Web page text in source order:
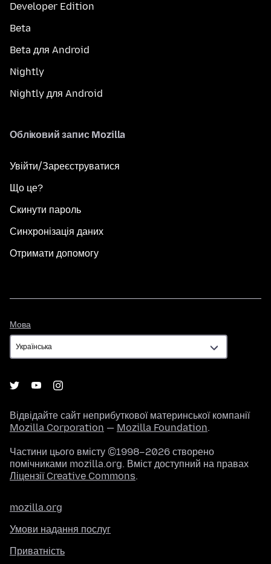
Developer Edition
Beta
Beta для Android
Nightly
Nightly для Android
Обліковий запис Mozilla
Увійти/Зареєструватися
Що це?
Скинути пароль
Синхронізація даних
Отримати допомогу
Мова
Відвідайте сайт неприбуткової материнської компанії
Mozilla Corporation — Mozilla Foundation.
Частини цього вмісту ©1998–2026 створено
помічниками mozilla.org. Вміст доступний на правах
Ліцензії Creative Commons.
mozilla.org
Умови надання послуг
Приватність